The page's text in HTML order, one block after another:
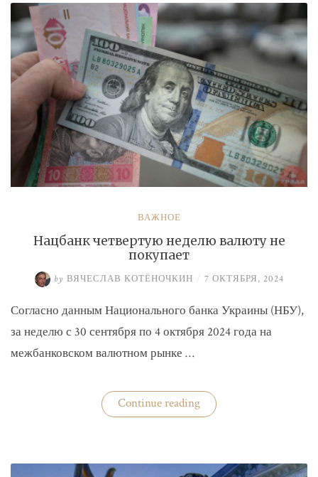
культуры»
ВАЖНОЕ
Нацбанк четвертую неделю валюту не
покупает
by ВЯЧЕСЛАВ КОТЁНОЧКИН / 7 ОКТЯБРЯ, 2024
Согласно данным Национального банка Украины (НБУ),
за неделю с 30 сентября по 4 октября 2024 года на
межбанковском валютном рынке …
Continue reading«Нацбанк
четвертую
покупает»